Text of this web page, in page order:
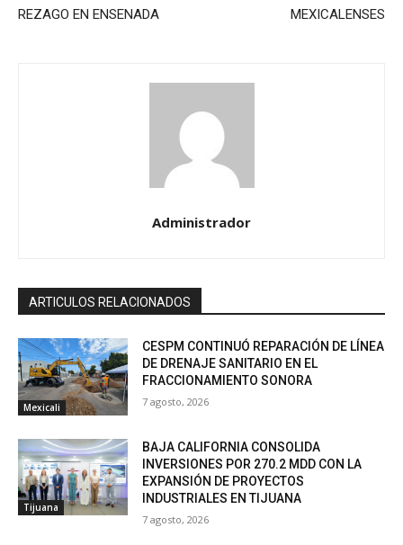
REZAGO EN ENSENADA
MEXICALENSES
Administrador
ARTICULOS RELACIONADOS
Mexicali
CESPM CONTINUÓ REPARACIÓN DE LÍNEA
DE DRENAJE SANITARIO EN EL
FRACCIONAMIENTO SONORA
7 agosto, 2026
Tijuana
BAJA CALIFORNIA CONSOLIDA
INVERSIONES POR 270.2 MDD CON LA
EXPANSIÓN DE PROYECTOS
INDUSTRIALES EN TIJUANA
7 agosto, 2026